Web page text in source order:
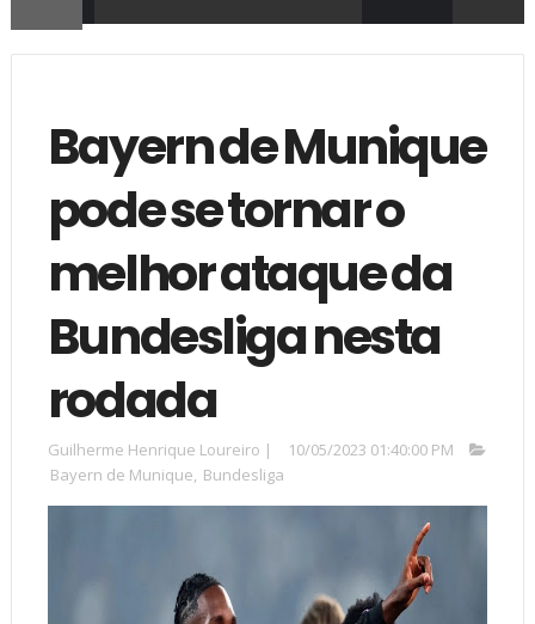
Bayern de Munique
pode se tornar o
melhor ataque da
Bundesliga nesta
rodada
Guilherme Henrique Loureiro |
10/05/2023 01:40:00 PM
Bayern de Munique, Bundesliga